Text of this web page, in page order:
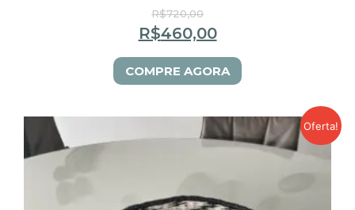
R$720,00
R$460,00
COMPRE AGORA
Oferta!